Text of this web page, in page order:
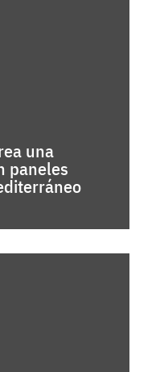
una
paneles